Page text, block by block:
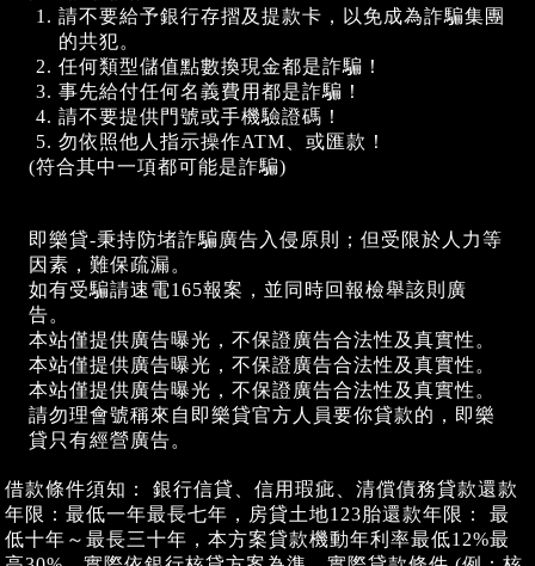
請不要給予銀行存摺及提款卡，以免成為詐騙集團
的共犯。
任何類型儲值點數換現金都是詐騙！
事先給付任何名義費用都是詐騙！
請不要提供門號或手機驗證碼！
勿依照他人指示操作ATM、或匯款！
(符合其中一項都可能是詐騙)
即樂貸-秉持防堵詐騙廣告入侵原則；但受限於人力等
因素，難保疏漏。
如有受騙請速電165報案，並同時回報檢舉該則廣
告。
本站僅提供廣告曝光，不保證廣告合法性及真實性。
本站僅提供廣告曝光，不保證廣告合法性及真實性。
本站僅提供廣告曝光，不保證廣告合法性及真實性。
請勿理會號稱來自即樂貸官方人員要你貸款的，即樂
貸只有經營廣告。
借款條件須知： 銀行信貸、信用瑕疵、清償債務貸款還款
年限：最低一年最長七年，房貸土地123胎還款年限： 最
低十年～最長三十年，本方案貸款機動年利率最低12%最